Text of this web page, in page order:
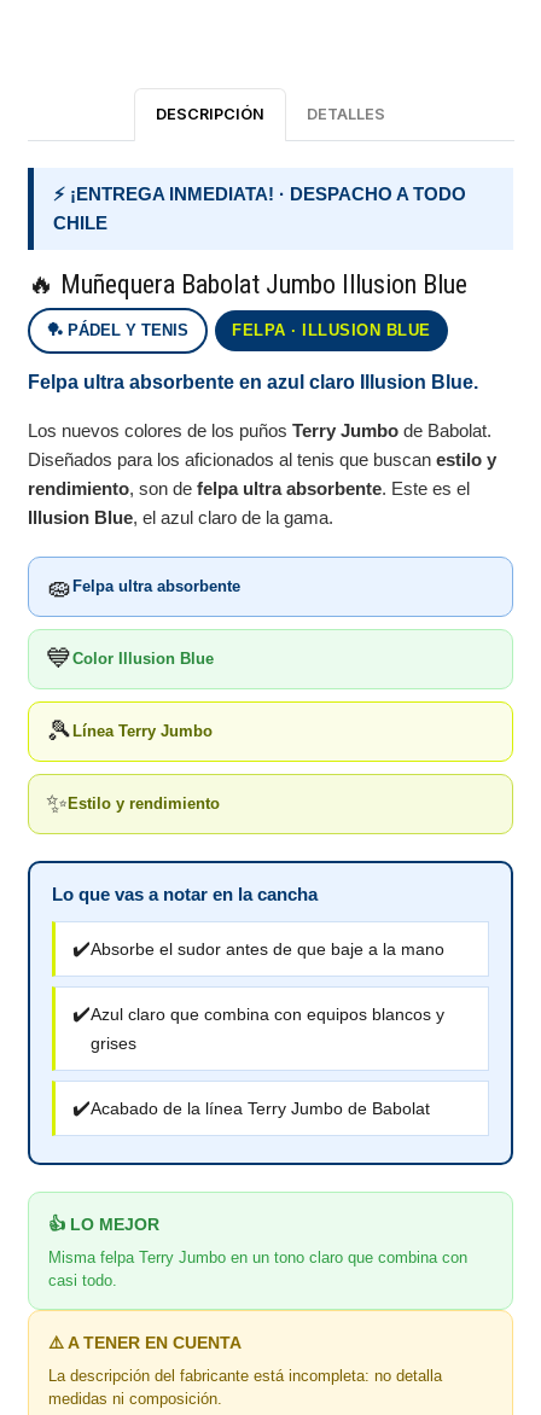
DESCRIPCIÓN DETALLES
⚡ ¡ENTREGA INMEDIATA! · DESPACHO A TODO
CHILE
🔥 Muñequera Babolat Jumbo Illusion Blue
🏓 PÁDEL Y TENIS FELPA · ILLUSION BLUE
Felpa ultra absorbente en azul claro Illusion Blue.
Los nuevos colores de los puñosTerry Jumbo de Babolat.
Diseñados para los aficionados al tenis que buscanestilo y
rendimiento, son defelpa ultra absorbente. Este es el
Illusion Blue, el azul claro de la gama.
🧽Felpa ultra absorbente
💙Color Illusion Blue
🎾Línea Terry Jumbo
✨Estilo y rendimiento
Lo que vas a notar en la cancha
✔️Absorbe el sudor antes de que baje a la mano
✔️Azul claro que combina con equipos blancos y
grises
✔️Acabado de la línea Terry Jumbo de Babolat
👍 LO MEJOR
Misma felpa Terry Jumbo en un tono claro que combina con
casi todo.
⚠️ A TENER EN CUENTA
La descripción del fabricante está incompleta: no detalla
medidas ni composición.